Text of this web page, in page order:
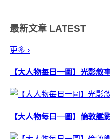
最新文章 LATEST
更多 ›
【大人物每日一圖】光影敘
【大人物每日一圖】倫敦艦